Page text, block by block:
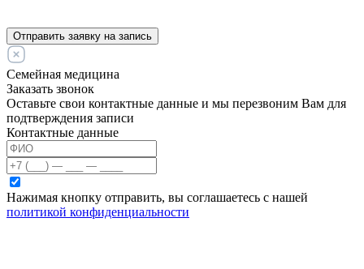
Отправить заявку на запись
Семейная медицина
Заказать звонок
Оставьте свои контактные данные и мы перезвоним Вам для
подтверждения записи
Контактные данные
Нажимая кнопку отправить, вы соглашаетесь с нашей
политикой конфиденциальности